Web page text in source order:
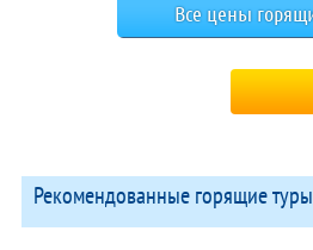
Все цены
Рекомендованные горящие